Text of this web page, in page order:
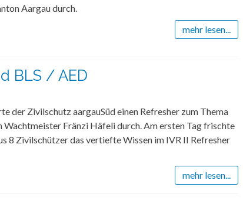
Aargau durch.
mehr lesen...
BLS / AED
der Zivilschutz aargauSüd einen Refresher zum Thema
Wachtmeister Fränzi Häfeli durch. Am ersten Tag frischte
8 Zivilschützer das vertiefte Wissen im IVR II Refresher
mehr lesen...